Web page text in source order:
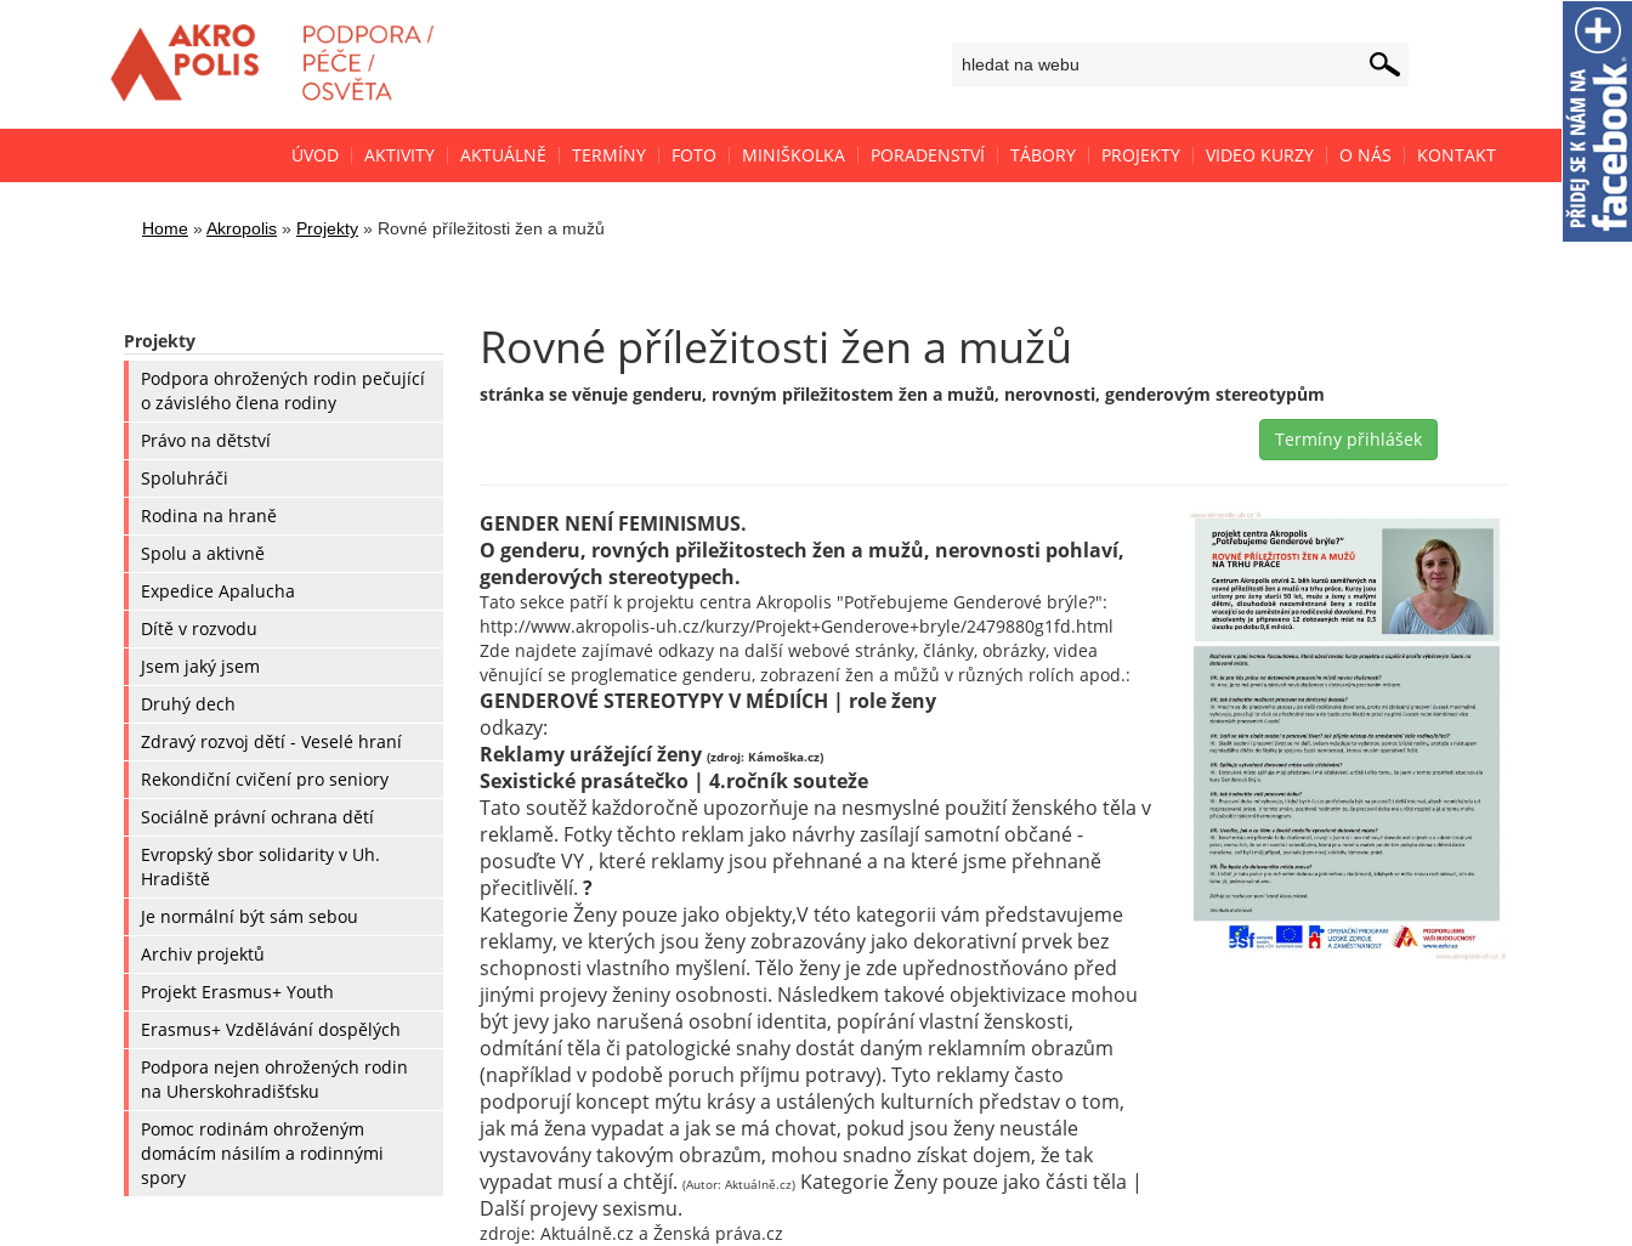
ÚVOD AKTIVITY AKTUÁLNĚ TERMÍNY FOTO MINIŠKOLKA PORADENSTVÍ TÁBORY PROJEKTY VIDEO KURZY O NÁS KONTAKT
Home »Akropolis » Projekty » Rovné příležitosti žen a mužů
Rovné příležitosti žen a mužů
stránka se věnuje genderu, rovným přiležitostem žen a mužů, nerovnosti, genderovým stereotypům
Termíny přihlášek
GENDER NENÍ FEMINISMUS.
O genderu, rovných přiležitostech žen a mužů, nerovnosti pohlaví,
genderových stereotypech.
Tato sekce patří k projektu centra Akropolis "Potřebujeme Genderové brýle?":
http://www.akropolis-uh.cz/kurzy/Projekt+Genderove+bryle/2479880g1fd.html
Zde najdete zajímavé odkazy na další webové stránky, články, obrázky, videa
věnující se proglematice genderu, zobrazení žen a můžů v různých rolích apod.:
GENDEROVÉ STEREOTYPY V MÉDIÍCH | role ženy
odkazy:
Reklamy urážející ženy (zdroj: Kámoška.cz)
Sexistické prasátečko | 4.ročník souteže
Tato soutěž každoročně upozorňuje na nesmyslné použití ženského těla v
reklamě. Fotky těchto reklam jako návrhy zasílají samotní občané -
posuďte VY , které reklamy jsou přehnané a na které jsme přehnaně
přecitlivělí. ?
Kategorie Ženy pouze jako objekty,V této kategorii vám představujeme
reklamy, ve kterých jsou ženy zobrazovány jako dekorativní prvek bez
schopnosti vlastního myšlení. Tělo ženy je zde upřednostňováno před
jinými projevy ženiny osobnosti. Následkem takové objektivizace mohou
být jevy jako narušená osobní identita, popírání vlastní ženskosti,
odmítání těla či patologické snahy dostát daným reklamním obrazům
(například v podobě poruch příjmu potravy). Tyto reklamy často
podporují koncept mýtu krásy a ustálených kulturních představ o tom,
jak má žena vypadat a jak se má chovat, pokud jsou ženy neustále
vystavovány takovým obrazům, mohou snadno získat dojem, že tak
vypadat musí a chtějí. (Autor: Aktuálně.cz)Kategorie Ženy pouze jako části těla |
Další projevy sexismu.
zdroje: Aktuálně.cz a Ženská práva.cz
Projekty
Podpora ohrožených rodin pečující
o závislého člena rodiny
Právo na dětství
Spoluhráči
Rodina na hraně
Spolu a aktivně
Expedice Apalucha
Dítě v rozvodu
Jsem jaký jsem
Druhý dech
Zdravý rozvoj dětí - Veselé hraní
Rekondiční cvičení pro seniory
Sociálně právní ochrana dětí
Evropský sbor solidarity v Uh.
Hradiště
Je normální být sám sebou
Archiv projektů
Projekt Erasmus+ Youth
Erasmus+ Vzdělávání dospělých
Podpora nejen ohrožených rodin
na Uherskohradišťsku
Pomoc rodinám ohroženým
domácím násilím a rodinnými
spory